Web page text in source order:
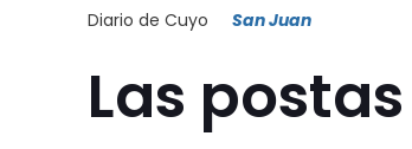
Diario de Cuyo San Juan
Las